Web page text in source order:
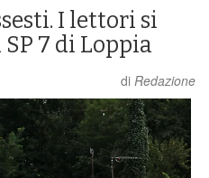
I lettori si
7 di Loppia
di Redazione